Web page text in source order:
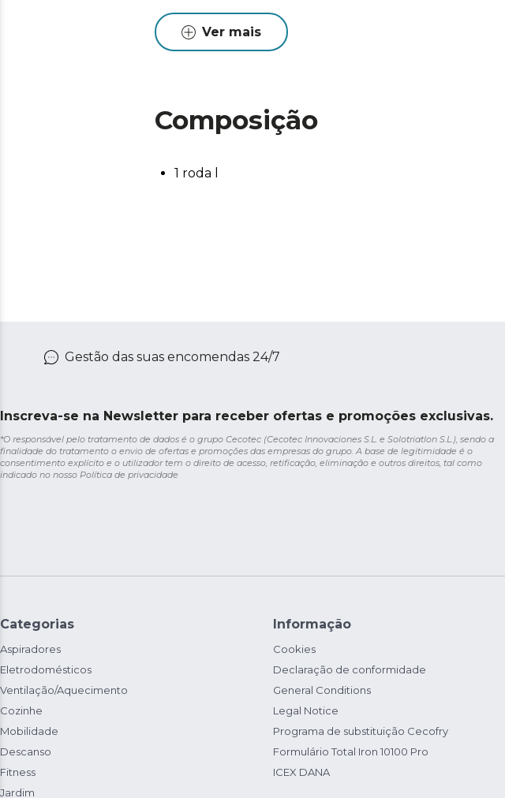
Ver mais
Composição
1 roda l
Gestão das suas encomendas 24/7
Inscreva-se na Newsletter para receber ofertas e promoções exclusivas.
*O responsável pelo tratamento de dados é o grupo Cecotec (Cecotec Innovaciones S.L. e Solotriatlon S.L.), sendo a
finalidade do tratamento o envio de ofertas e promoções das empresas do grupo. A base de legitimidade é o
consentimento explícito e o utilizador tem o direito de acesso, retificação, eliminação e outros direitos, tal como
indicado no nosso Política de privacidade
Categorias
Aspiradores
Eletrodomésticos
Ventilação/Aquecimento
Cozinhe
Mobilidade
Descanso
Fitness
Jardim
Informação
Cookies
Declaração de conformidade
General Conditions
Legal Notice
Programa de substituição Cecofry
Formulário Total Iron 10100 Pro
ICEX DANA